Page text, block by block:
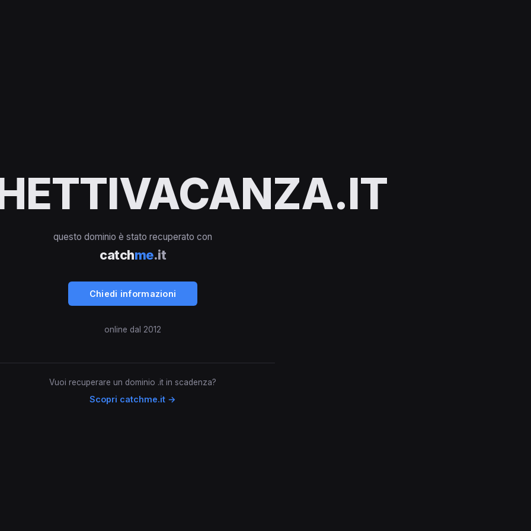
questo dominio è stato recuperato con
catchme.it
Chiedi informazioni
online dal 2012
Vuoi recuperare un dominio .it in scadenza?
Scopri catchme.it →